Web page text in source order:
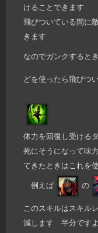
けることできます
飛びついている間に
きます
なのでガンクすると
どを使ったら飛びつ
体力を回復し受ける
死にそうになって味
てきたときはこれを
例えば
の
このスキルはスキル
減します 半分です